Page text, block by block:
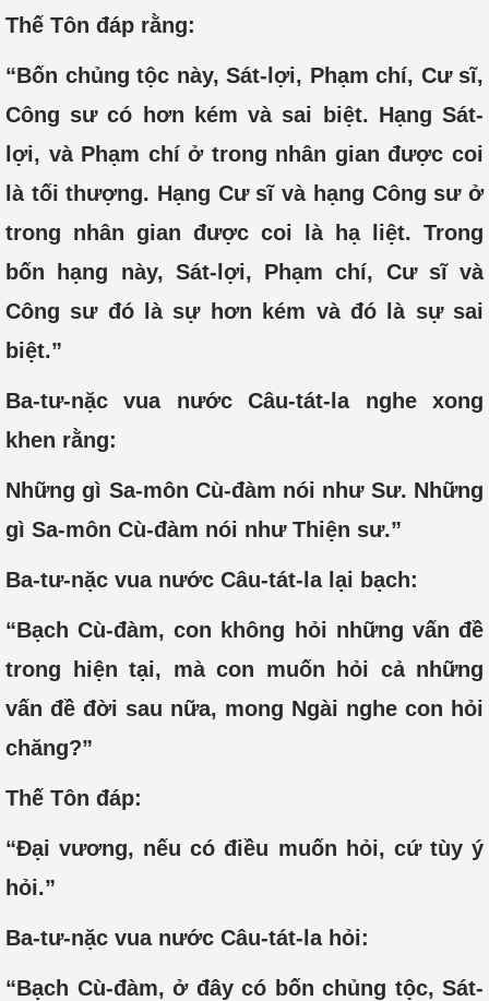
Thế Tôn đáp rằng:
“Bốn chủng tộc này, Sát-lợi, Phạm chí, Cư sĩ,
Công sư có hơn kém và sai biệt. Hạng Sát-
lợi, và Phạm chí ở trong nhân gian được coi
là tối thượng. Hạng Cư sĩ và hạng Công sư ở
trong nhân gian được coi là hạ liệt. Trong
bốn hạng này, Sát-lợi, Phạm chí, Cư sĩ và
Công sư đó là sự hơn kém và đó là sự sai
biệt.”
Ba-tư-nặc vua nước Câu-tát-la nghe xong
khen rằng:
Những gì Sa-môn Cù-đàm nói như Sư. Những
gì Sa-môn Cù-đàm nói như Thiện sư.”
Ba-tư-nặc vua nước Câu-tát-la lại bạch:
“Bạch Cù-đàm, con không hỏi những vấn đề
trong hiện tại, mà con muốn hỏi cả những
vấn đề đời sau nữa, mong Ngài nghe con hỏi
chăng?”
Thế Tôn đáp:
“Đại vương, nếu có điều muốn hỏi, cứ tùy ý
hỏi.”
Ba-tư-nặc vua nước Câu-tát-la hỏi:
“Bạch Cù-đàm, ở đây có bốn chủng tộc, Sát-